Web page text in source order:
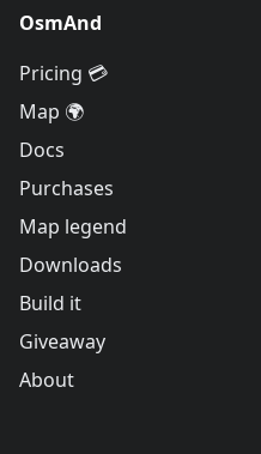
OsmAnd
Pricing 💳
Map 🌍
Docs
Purchases
Map legend
Downloads
Build it
Giveaway
About